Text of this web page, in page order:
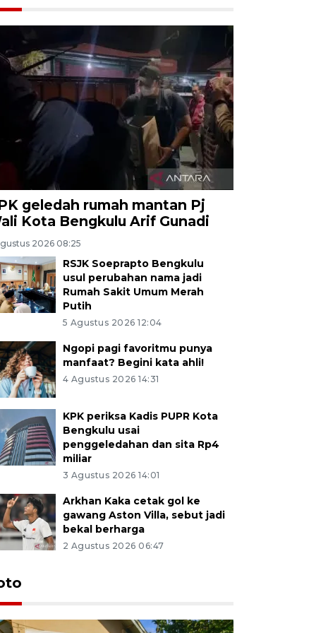
geledah rumah mantan Pj
Kota Bengkulu Arif Gunadi
2026 08:25
RSJK Soeprapto Bengkulu
usul perubahan nama jadi
Rumah Sakit Umum Merah
Putih
5 Agustus 2026 12:04
Ngopi pagi favoritmu punya
manfaat? Begini kata ahli!
4 Agustus 2026 14:31
KPK periksa Kadis PUPR Kota
Bengkulu usai
penggeledahan dan sita Rp4
miliar
3 Agustus 2026 14:01
Arkhan Kaka cetak gol ke
gawang Aston Villa, sebut jadi
bekal berharga
2 Agustus 2026 06:47